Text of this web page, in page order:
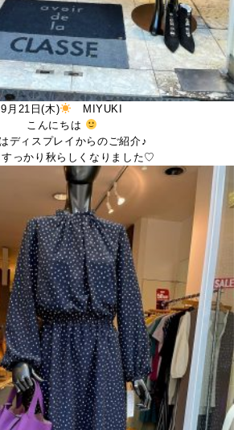
9月21日(木)
MIYUKI
こんにちは
ディスプレイからのご紹介♪
すっかり秋らしくなりました♡